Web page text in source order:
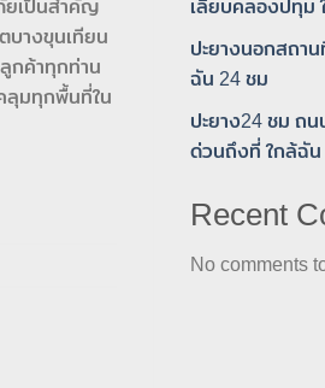
ยเป็นสำคัญ
บางขุนเทียน
กค้าทุกท่าน
ลุมทุกพื้นที่ใน
เลียบคลองปทุม
ปะยางนอกสถา
ฉัน 24 ชม
ปะยาง24 ชม ถน
ด่วนถึงที่ ใกล้ฉัน
Recent
No comments